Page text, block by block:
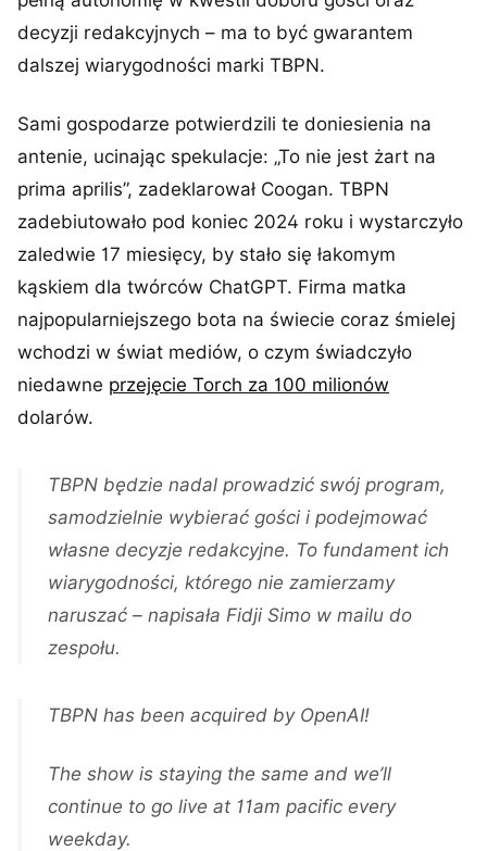
decyzji redakcyjnych – ma to być gwarantem
dalszej wiarygodności marki TBPN.
Sami gospodarze potwierdzili te doniesienia na
antenie, ucinając spekulacje: „To nie jest żart na
prima aprilis”, zadeklarował Coogan. TBPN
zadebiutowało pod koniec 2024 roku i wystarczyło
zaledwie 17 miesięcy, by stało się łakomym
kąskiem dla twórców ChatGPT. Firma matka
najpopularniejszego bota na świecie coraz śmielej
wchodzi w świat mediów, o czym świadczyło
niedawne przejęcie Torch za 100 milionów
dolarów.
TBPN będzie nadal prowadzić swój program,
samodzielnie wybierać gości i podejmować
własne decyzje redakcyjne. To fundament ich
wiarygodności, którego nie zamierzamy
naruszać – napisała Fidji Simo w mailu do
zespołu.
TBPN has been acquired by OpenAI!
The show is staying the same and we’ll
continue to go live at 11am pacific every
weekday.